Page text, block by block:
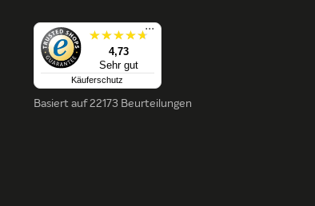
4,73
Sehr gut
...
Käuferschutz
Basiert auf22173 Beurteilungen